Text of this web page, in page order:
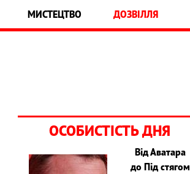
МИСТЕЦТВО ДОЗВІЛЛЯ
ОСОБИСТІСТЬ ДНЯ
Від Аватара
до Під стягом